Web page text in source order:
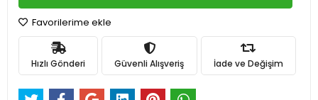
Favorilerime ekle
Hızlı Gönderi Güvenli Alışveriş İade ve Değişim